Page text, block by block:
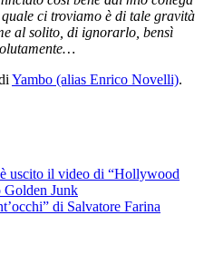
ci troviamo è di tale gravità
al solito, di ignorarlo, bensì
Yambo (alias Enrico Novelli).
uscito il video di “Hollywood
Golden Junk
di Salvatore Farina